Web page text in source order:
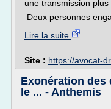
une transmission
Deux personnes
Lire la suite
Site : https://avocat-
Exonération
le ... - Anthemis